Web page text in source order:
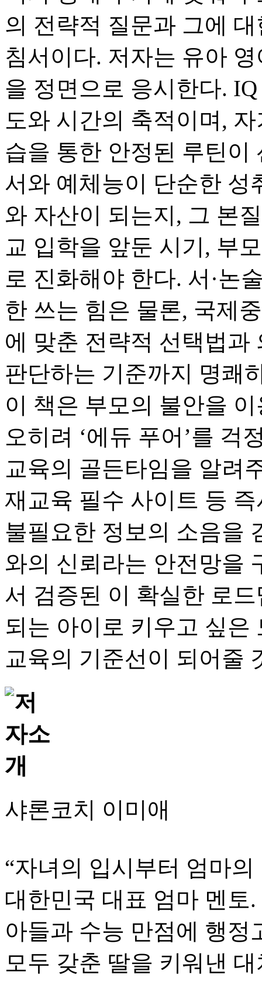
의 전략적 질문과 그에
침서이다. 저자는 유아
을 정면으로 응시한다.
도와 시간의 축적이며,
습을 통한 안정된 루틴이
서와 예체능이 단순한 성
와 자산이 되는지, 그 본
교 입학을 앞둔 시기, 부
로 진화해야 한다. 서·논
한 쓰는 힘은 물론, 국제
에 맞춘 전략적 선택법과
판단하는 기준까지 명쾌
이 책은 부모의 불안을
오히려 ‘에듀 푸어’를 걱
교육의 골든타임을 알려
재교육 필수 사이트 등
불필요한 정보의 소음을
와의 신뢰라는 안전망을
서 검증된 이 확실한 로
되는 아이로 키우고 싶은
교육의 기준선이 되어줄
샤론코치 이미애
“자녀의 입시부터 엄마의
대한민국 대표 엄마 멘토
아들과 수능 만점에 행정
모두 갖춘 딸을 키워낸